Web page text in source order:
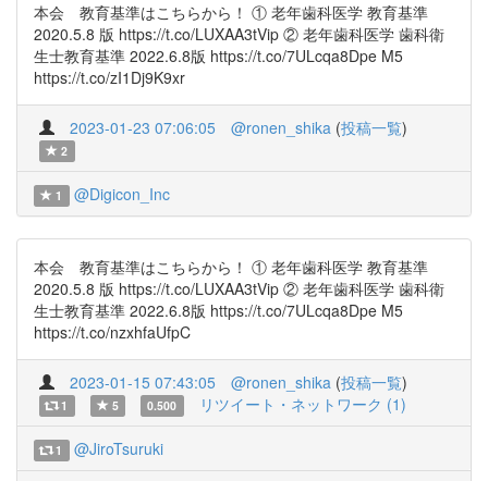
本会 教育基準はこちらから！ ① 老年歯科医学 教育基準
2020.5.8 版 https://t.co/LUXAA3tVip ② 老年歯科医学 歯科衛
生士教育基準 2022.6.8版 https://t.co/7ULcqa8Dpe M5
https://t.co/zI1Dj9K9xr
2023-01-23 07:06:05 @ronen_shika (投稿一覧)
2
1 @Digicon_Inc
本会 教育基準はこちらから！ ① 老年歯科医学 教育基準
2020.5.8 版 https://t.co/LUXAA3tVip ② 老年歯科医学 歯科衛
生士教育基準 2022.6.8版 https://t.co/7ULcqa8Dpe M5
https://t.co/nzxhfaUfpC
2023-01-15 07:43:05 @ronen_shika (投稿一覧)
1 5 0.500 リツイート・ネットワーク (1)
1 @JiroTsuruki